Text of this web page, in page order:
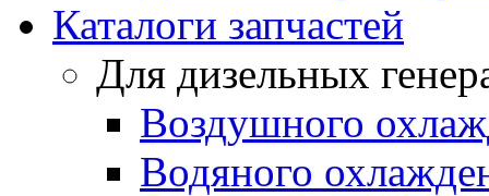
Каталоги запчастей
Для дизельных
Воздушного
Водяного